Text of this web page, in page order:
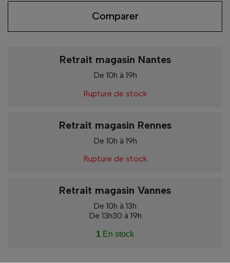
Comparer
Retrait magasin Nantes
De 10h à 19h
Rupture de stock
Retrait magasin Rennes
De 10h à 19h
Rupture de stock
Retrait magasin Vannes
De 10h à 13h
De 13h30 à 19h
1 En stock